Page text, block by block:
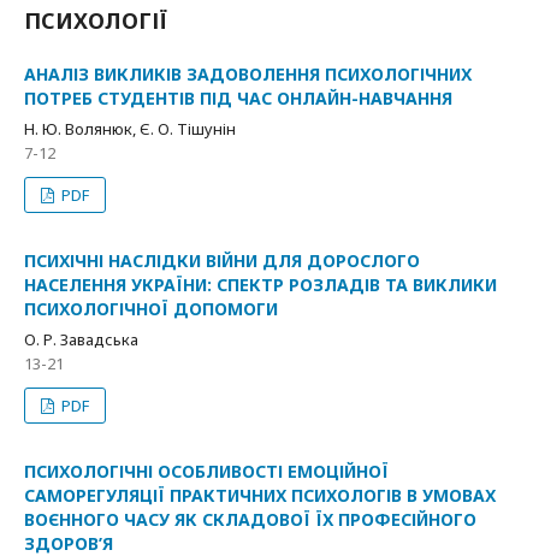
ПСИХОЛОГІЇ
АНАЛІЗ ВИКЛИКІВ ЗАДОВОЛЕННЯ ПСИХОЛОГІЧНИХ
ПОТРЕБ СТУДЕНТІВ ПІД ЧАС ОНЛАЙН-НАВЧАННЯ
Н. Ю. Волянюк, Є. О. Тішунін
7-12
PDF
ПСИХІЧНІ НАСЛІДКИ ВІЙНИ ДЛЯ ДОРОСЛОГО
НАСЕЛЕННЯ УКРАЇНИ: СПЕКТР РОЗЛАДІВ ТА ВИКЛИКИ
ПСИХОЛОГІЧНОЇ ДОПОМОГИ
О. Р. Завадська
13-21
PDF
ПСИХОЛОГІЧНІ ОСОБЛИВОСТІ ЕМОЦІЙНОЇ
САМОРЕГУЛЯЦІЇ ПРАКТИЧНИХ ПСИХОЛОГІВ В УМОВАХ
ВОЄННОГО ЧАСУ ЯК СКЛАДОВОЇ ЇХ ПРОФЕСІЙНОГО
ЗДОРОВ’Я